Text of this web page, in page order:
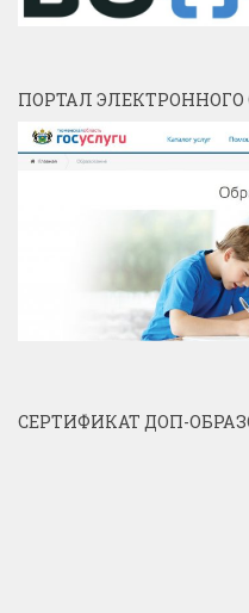
ПОРТАЛ
СЕРТИФИКАТ ДОП-